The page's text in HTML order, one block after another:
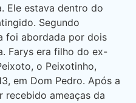
Ele estava dentro do
Segundo
foi abordada por dois
Farys era filho do ex-
o Peixotinho,
em Dom Pedro. Após a
recebido ameaças da